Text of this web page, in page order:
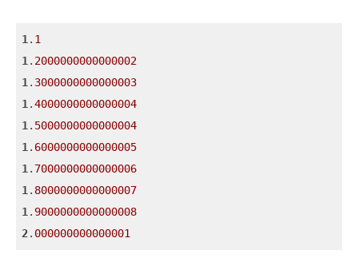
1. 1
1. 2000000000000002
1. 3000000000000003
1.4000000000000004
1. 5000000000000004
1. 6000000000000005
1. 7000000000000006
1. 8000000000000007
1. 9000000000000008
2. 000000000000001